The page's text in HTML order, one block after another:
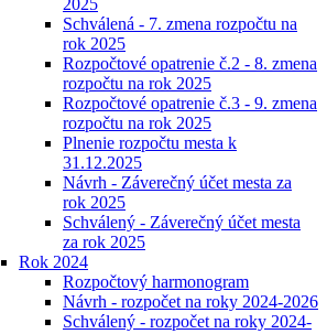
2025
Schválená - 7. zmena rozpočtu na
rok 2025
Rozpočtové opatrenie č.2 - 8. zmena
rozpočtu na rok 2025
Rozpočtové opatrenie č.3 - 9. zmena
rozpočtu na rok 2025
Plnenie rozpočtu mesta k
31.12.2025
Návrh - Záverečný účet mesta za
rok 2025
Schválený - Záverečný účet mesta
za rok 2025
Rok 2024
Rozpočtový harmonogram
Návrh - rozpočet na roky 2024-2026
Schválený - rozpočet na roky 2024-